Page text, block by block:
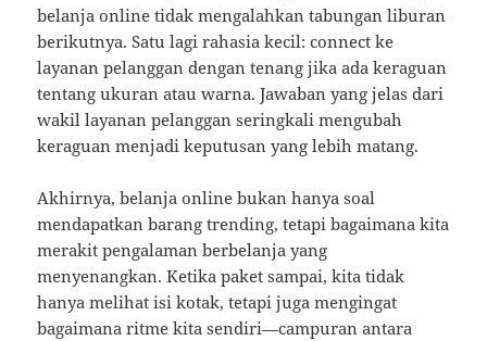
belanja online tidak mengalahkan tabungan liburan
berikutnya. Satu lagi rahasia kecil: connect ke
layanan pelanggan dengan tenang jika ada keraguan
tentang ukuran atau warna. Jawaban yang jelas dari
wakil layanan pelanggan seringkali mengubah
keraguan menjadi keputusan yang lebih matang.
Akhirnya, belanja online bukan hanya soal
mendapatkan barang trending, tetapi bagaimana kita
merakit pengalaman berbelanja yang
menyenangkan. Ketika paket sampai, kita tidak
hanya melihat isi kotak, tetapi juga mengingat
bagaimana ritme kita sendiri—campuran antara